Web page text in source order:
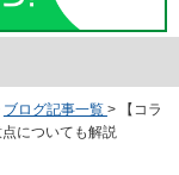
ブログ記事一覧 >
【コラ
についても解説